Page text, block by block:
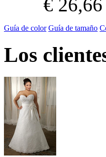
€ 26,66
Guía de color Guía de tamaño
Los